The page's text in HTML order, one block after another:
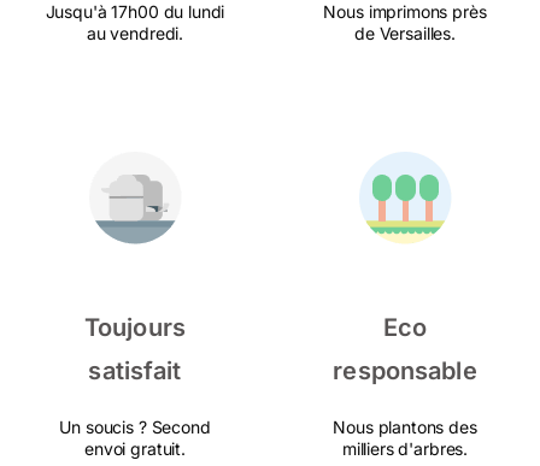
Jusqu'à 17h00 du lundi
au vendredi.
Nous imprimons près
de Versailles.
Toujours
satisfait
Un soucis ? Second
envoi gratuit.
Eco
responsable
Nous plantons des
milliers d'arbres.